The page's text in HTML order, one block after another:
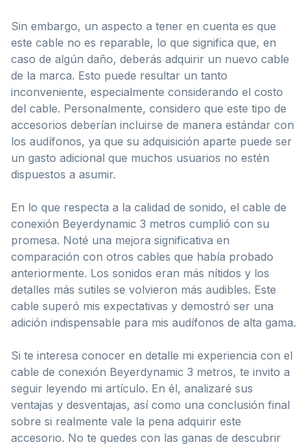
Sin embargo, un aspecto a tener en cuenta es que
este cable no es reparable, lo que significa que, en
caso de algún daño, deberás adquirir un nuevo cable
de la marca. Esto puede resultar un tanto
inconveniente, especialmente considerando el costo
del cable. Personalmente, considero que este tipo de
accesorios deberían incluirse de manera estándar con
los audífonos, ya que su adquisición aparte puede ser
un gasto adicional que muchos usuarios no estén
dispuestos a asumir.
En lo que respecta a la calidad de sonido, el cable de
conexión Beyerdynamic 3 metros cumplió con su
promesa. Noté una mejora significativa en
comparación con otros cables que había probado
anteriormente. Los sonidos eran más nítidos y los
detalles más sutiles se volvieron más audibles. Este
cable superó mis expectativas y demostró ser una
adición indispensable para mis audífonos de alta gama.
Si te interesa conocer en detalle mi experiencia con el
cable de conexión Beyerdynamic 3 metros, te invito a
seguir leyendo mi artículo. En él, analizaré sus
ventajas y desventajas, así como una conclusión final
sobre si realmente vale la pena adquirir este
accesorio. No te quedes con las ganas de descubrir